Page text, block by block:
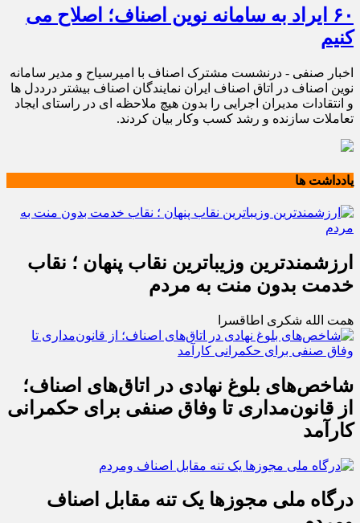
۶٠ ایراد به سامانه نوین اصناف؛ اصلاح می
کنیم
اخبار صنفی - درنشست مشترک اصناف با امیرسیاح و مدیر سامانه
نوین اصناف در اتاق اصناف ایران نمایندگان اصناف بیشتر درددل ها
و انتقادات مدیران اجرایی را بدون هیچ ملاحظه ای در راستای ایجاد
تعاملات سازنده و رشد کسب وکار بیان کردند.
یادداشت ها
ارزشمندترین وزیباترین نقاب پنهان ؛ نقاب
خدمت بدون منت به مردم
همت الله شکری اطاقسرا
شاخص‌های بلوغ نهادی در اتاق‌های اصناف؛
از قانون‌مداری تا وفاق صنفی برای حکمرانی
کارآمد
درگاه ملی مجوزها یک تنه مقابل اصناف